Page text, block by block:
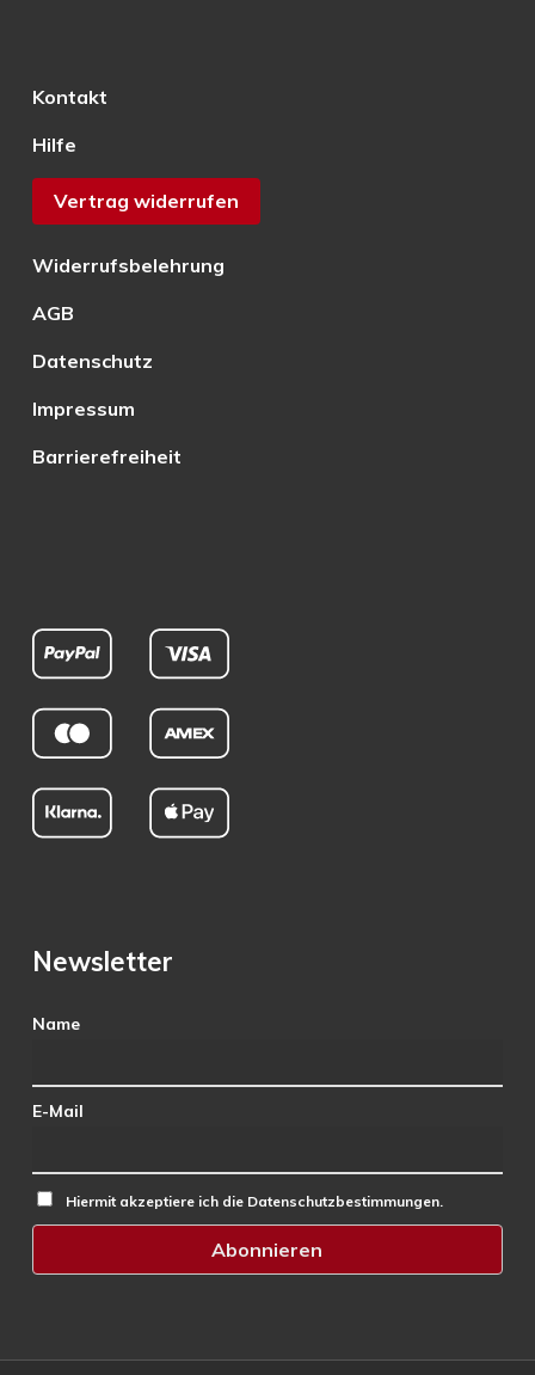
Kontakt
Hilfe
Vertrag widerrufen
Widerrufsbelehrung
AGB
Datenschutz
Impressum
Barrierefreiheit
Newsletter
Name
E-Mail
Hiermit akzeptiere ich die Datenschutzbestimmungen.